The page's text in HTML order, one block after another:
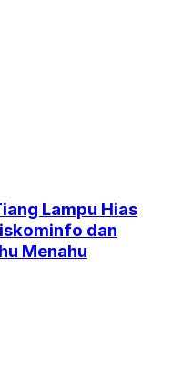
Lampu Hias
dan
Menahu